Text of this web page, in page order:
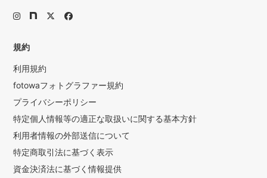
規約
利用規約
fotowaフォトグラファー規約
プライバシーポリシー
特定個人情報等の適正な取扱いに関する基本方針
利用者情報の外部送信について
特定商取引法に基づく表示
資金決済法に基づく情報提供